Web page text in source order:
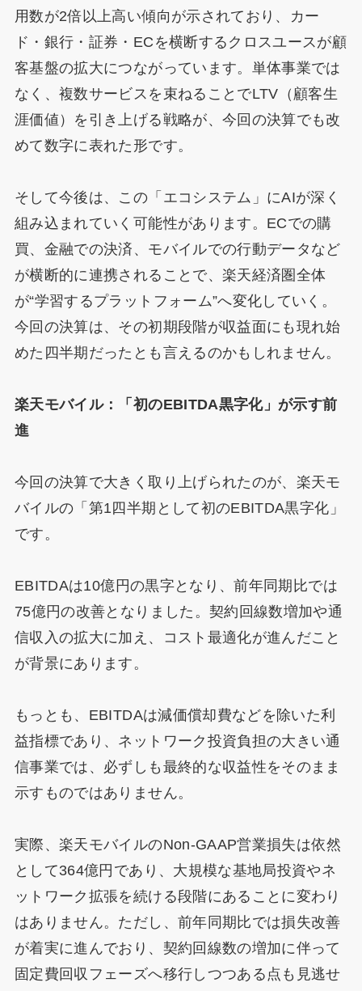
用数が2倍以上高い傾向が示されており、カー
ド・銀行・証券・ECを横断するクロスユースが顧
客基盤の拡大につながっています。単体事業では
なく、複数サービスを束ねることでLTV（顧客生
涯価値）を引き上げる戦略が、今回の決算でも改
めて数字に表れた形です。
そして今後は、この「エコシステム」にAIが深く
組み込まれていく可能性があります。ECでの購
買、金融での決済、モバイルでの行動データなど
が横断的に連携されることで、楽天経済圏全体
が“学習するプラットフォーム”へ変化していく。
今回の決算は、その初期段階が収益面にも現れ始
めた四半期だったとも言えるのかもしれません。
楽天モバイル：「初のEBITDA黒字化」が示す前
進
今回の決算で大きく取り上げられたのが、楽天モ
バイルの「第1四半期として初のEBITDA黒字化」
です。
EBITDAは10億円の黒字となり、前年同期比では
75億円の改善となりました。契約回線数増加や通
信収入の拡大に加え、コスト最適化が進んだこと
が背景にあります。
もっとも、EBITDAは減価償却費などを除いた利
益指標であり、ネットワーク投資負担の大きい通
信事業では、必ずしも最終的な収益性をそのまま
示すものではありません。
実際、楽天モバイルのNon-GAAP営業損失は依然
として364億円であり、大規模な基地局投資やネ
ットワーク拡張を続ける段階にあることに変わり
はありません。ただし、前年同期比では損失改善
が着実に進んでおり、契約回線数の増加に伴って
固定費回収フェーズへ移行しつつある点も見逃せ